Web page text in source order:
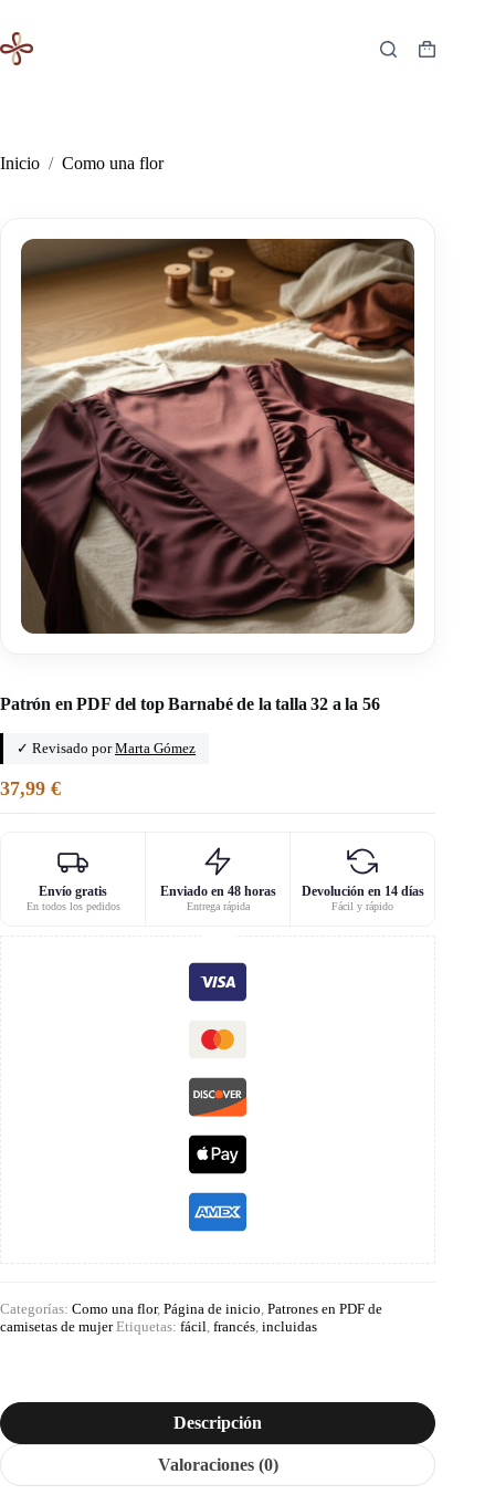
contenido
Carro
Inicio / Como una flor
Patrón en PDF del top Barnabé de la talla 32 a la 56
✓ Revisado porMarta Gómez
37,99 €
Envío gratis
En todos los pedidos
Enviado en 48 horas
Entrega rápida
Devolución en 14 días
Fácil y rápido
Categorías: Como una flor, Página de inicio Patrones en PDF de
camisetas de mujer Etiquetas: fácil francés incluidas
Descripción
Valoraciones (0)